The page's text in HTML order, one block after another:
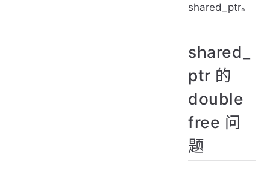
shared_ptr。
shared_
ptr 的
double
free 问
题